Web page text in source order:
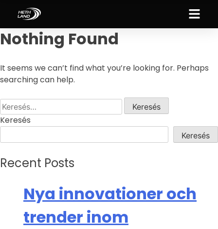
Nothing Found
It seems we can’t find what you’re looking for. Perhaps
searching can help.
Keresés
Keresés
Recent Posts
Nya innovationer och
trender inom